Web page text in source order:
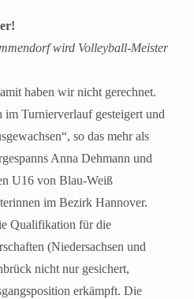
wird Volleyball-Meister
haben wir nicht gerechnet.
im Turnierverlauf gesteigert und
so das mehr als
Anna Dehmann und
U16 von Blau-Weiß
im Bezirk Hannover.
Qualifikation für die
(Niedersachsen und
nicht nur gesichert,
erkämpft. Die